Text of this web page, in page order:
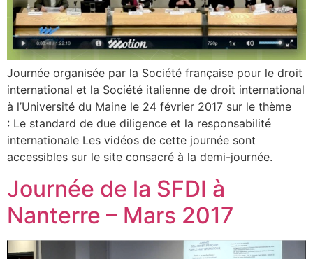
Journée organisée par la Société française pour le droit
international et la Société italienne de droit international
à l’Université du Maine le 24 février 2017 sur le thème
: Le standard de due diligence et la responsabilité
internationale Les vidéos de cette journée sont
accessibles sur le site consacré à la demi-journée.
Journée de la SFDI à
Nanterre – Mars 2017